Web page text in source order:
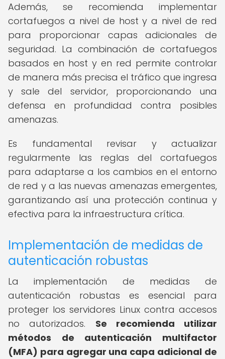
Además, se recomienda implementar
cortafuegos a nivel de host y a nivel de red
para proporcionar capas adicionales de
seguridad. La combinación de cortafuegos
basados en host y en red permite controlar
de manera más precisa el tráfico que ingresa
y sale del servidor, proporcionando una
defensa en profundidad contra posibles
amenazas.
Es fundamental revisar y actualizar
regularmente las reglas del cortafuegos
para adaptarse a los cambios en el entorno
de red y a las nuevas amenazas emergentes,
garantizando así una protección continua y
efectiva para la infraestructura crítica.
Implementación de medidas de
autenticación robustas
La implementación de medidas de
autenticación robustas es esencial para
proteger los servidores Linux contra accesos
no autorizados. Se recomienda utilizar
métodos de autenticación multifactor
(MFA) para agregar una capa adicional de